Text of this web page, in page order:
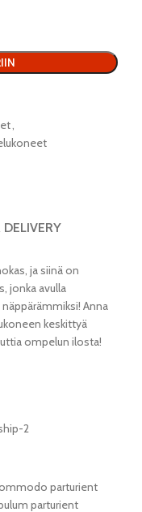
DELIVERY
ja siinä on
jonka avulla
Anna
keskittyä
ompelun ilosta!
parturient
parturient